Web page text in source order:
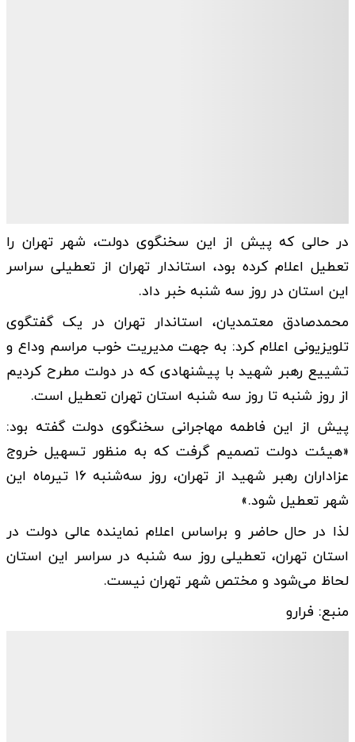
در حالی که پیش از این سخنگوی دولت، شهر تهران را
تعطیل اعلام کرده بود، استاندار تهران از تعطیلی سراسر
این استان در روز سه شنبه خبر داد.
محمدصادق معتمدیان، استاندار تهران در یک گفتگوی
تلویزیونی اعلام کرد: به جهت مدیریت خوب مراسم وداع و
تشییع رهبر شهید با پیشنهادی که در دولت مطرح کردیم
از روز شنبه تا روز سه شنبه استان تهران تعطیل است.
پیش از این فاطمه مهاجرانی سخنگوی دولت گفته بود:
«هیئت دولت تصمیم گرفت که به منظور تسهیل خروج
عزاداران رهبر شهید از تهران، روز سه‌شنبه ۱۶ تیرماه این
شهر تعطیل شود.»
لذا در حال حاضر و براساس اعلام نماینده عالی دولت در
استان تهران، تعطیلی روز سه شنبه در سراسر این استان
لحاظ می‌شود و مختص شهر تهران نیست.
منبع: فرارو